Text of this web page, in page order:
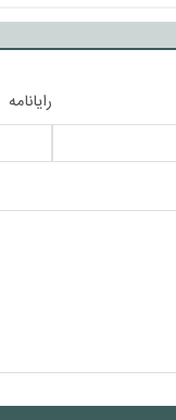
رایانامه